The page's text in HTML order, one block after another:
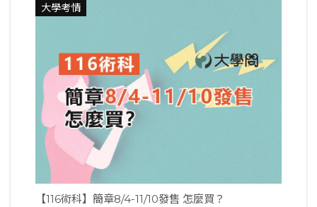
大學考情
【116術科】簡章8/4-11/10發售 怎麼買？